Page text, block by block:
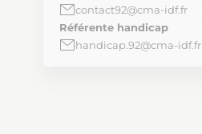
contact92@cma-idf.fr
Référente handicap
handicap.92@cma-idf.fr